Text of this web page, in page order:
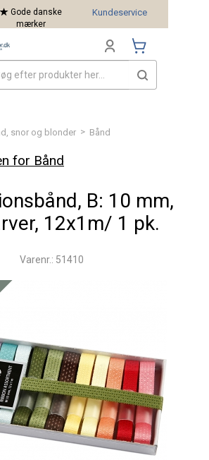
snor og blonder > Bånd
for Bånd
B: 10 mm,
12x1m/ 1 pk.
Varenr.: 51410
Gode danske
mærker
Kundeservice
Mærker